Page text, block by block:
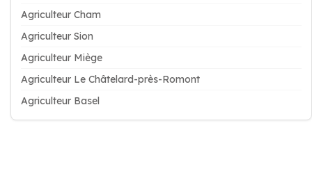
Agriculteur Cham
Agriculteur Sion
Agriculteur Miège
Agriculteur Le Châtelard-près-Romont
Agriculteur Basel